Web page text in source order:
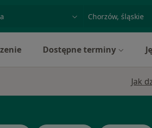
badanie lub nazwiskomiasto lub
Dostępne terminy
Jak